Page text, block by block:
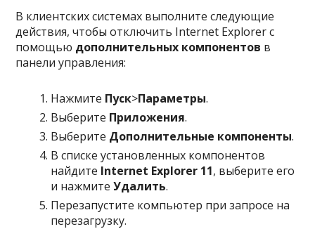
В клиентских системах выполните следующие
действия, чтобы отключить Internet Explorer с
помощью дополнительных компонентов в
панели управления:
Нажмите Пуск>Параметры.
Выберите Приложения.
Выберите Дополнительные компоненты.
В списке установленных компонентов
найдите Internet Explorer 11, выберите его
и нажмитеУдалить.
Перезапустите компьютер при запросе на
перезагрузку.